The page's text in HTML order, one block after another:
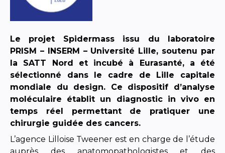
Le projet Spidermass issu du laboratoire
PRISM – INSERM – Université Lille, soutenu par
la SATT Nord et incubé à Eurasanté, a été
sélectionné dans le cadre de Lille capitale
mondiale du design. Ce dispositif d’analyse
moléculaire établit un diagnostic in vivo en
temps réel permettant de pratiquer une
chirurgie guidée des cancers.
L’agence Lilloise Tweener est en charge de l’étude
auprès des anatomopathologistes et des